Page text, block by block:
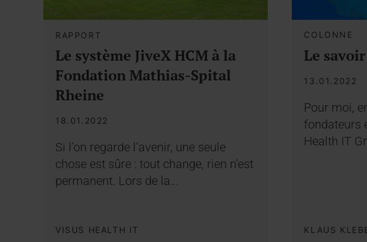
RAPPORT
Le système JiveX HCM à la
Fondation Mathias-Spital
Rheine
18.01.2022
Si l’on regarde l’avenir, une seule
chose est sûre : tout change, rien n’est
permanent. Lors de la…
VISUS HEALTH IT
COLONNE
Le
13.01.2022
Pour moi,
fondateurs
Health IT
KLAUS